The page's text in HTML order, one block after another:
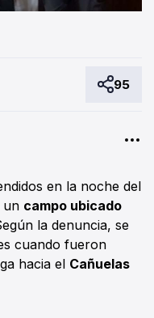
95
en la noche del
un campo ubicado
la denuncia, se
cuando fueron
hacia el Cañuelas